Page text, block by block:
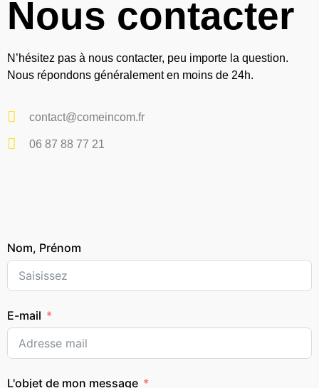
Nous contacter
N’hésitez pas à nous contacter, peu importe la question.
Nous répondons généralement en moins de 24h.
contact@comeincom.fr
06 87 88 77 21
Nom, Prénom
E-mail
L'objet de mon message